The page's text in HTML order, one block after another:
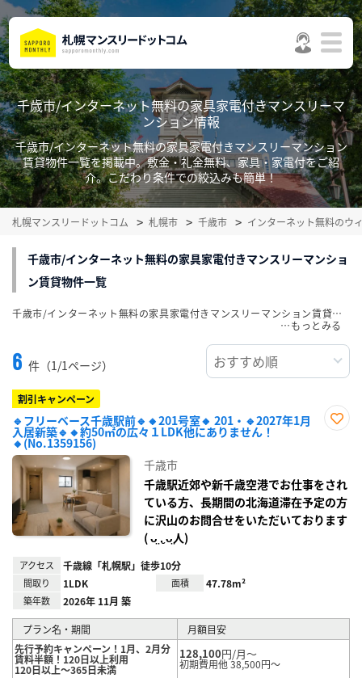
千歳市/インターネット無料の家具家電付きマンスリーマ
ンション情報
千歳市/インターネット無料の家具家電付きマンスリーマンション
賃貸物件一覧を掲載中。敷金・礼金無料、家具・家電付をご紹
介。こだわり条件での絞込みも簡単！
札幌マンスリードットコム 札幌市 千歳市 インターネット無料のウ
千歳市/インターネット無料の家具家電付きマンスリーマンショ
ン賃貸物件一覧
6 件（1/1ページ）
割引キャンペーン
🔹フリーベース千歳駅前🔹🔸201号室🔸 201・🔹2027年1月
入居新築🔹🔸約50㎡の広々１LDK他にありません！
🔸(No.1359156)
千歳市
千歳駅近郊や新千歳空港でお仕事をされ
ている方、長期間の北海道滞在予定の方
に沢山のお問合せをいただいております
( ᴗ̤ .̮ ᴗ̤人)
アクセス 千歳線「札幌駅」徒歩10分
間取り 1LDK 面積 47.78m²
築年数 2026年 11月 築
プラン名・期間
月額目安
先行予約キャンペーン！1月、2月分
賃料半額！120日以上利用
120日以上～365日未満
128,100円/月～
初期費用他 38,500円～
千歳市/インターネット無料の家具家電付きマンスリーマンション賃貸物件一覧を掲載中。敷金・礼金無料、家具・家電付をご紹介。こだわり条件での絞込みも簡単！
…